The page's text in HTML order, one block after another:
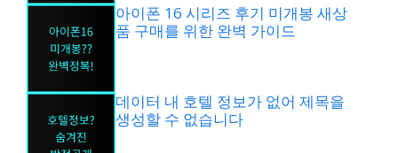
아이폰 16 시리즈 후기 미개봉 새상
품 구매를 위한 완벽 가이드
데이터 내 호텔 정보가 없어 제목을
생성할 수 없습니다